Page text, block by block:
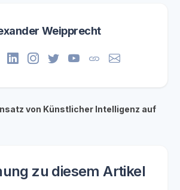
Weipprecht
von Künstlicher Intelligenz auf
zu diesem Artikel